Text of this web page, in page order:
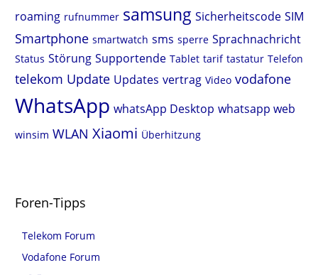
roaming rufnummer samsung Sicherheitscode SIM
Smartphone smartwatch sms sperre Sprachnachricht
Status Störung Supportende Tablet tarif tastatur Telefon
telekom Update Updates vertrag Video vodafone
WhatsApp whatsApp Desktop whatsapp web
winsim WLAN Xiaomi Überhitzung
Foren-Tipps
Telekom Forum
Vodafone Forum